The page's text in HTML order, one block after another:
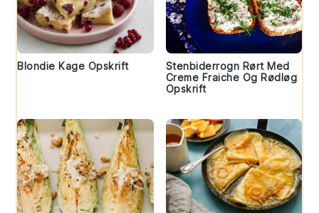
Blondie Kage Opskrift
Stenbiderrogn Rørt Med
Creme Fraiche Og Rødløg
Opskrift